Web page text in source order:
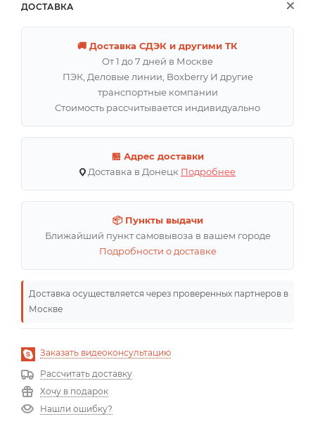
ДОСТАВКА
🚚 Доставка СДЭК и другими ТК
От 1 до 7 дней в Москве
ПЭК, Деловые линии, Boxberry И другие
транспортные компании
Стоимость рассчитывается индивидуально
🏪 Адрес доставки
Доставка в Донецк Подробнее
📦 Пункты выдачи
Ближайший пункт самовывоза в вашем городе
Подробности о доставке
Доставка осуществляется через проверенных партнеров в
Москве
Заказать видеоконсультацию
Рассчитать доставку
Хочу в подарок
Нашли ошибку?